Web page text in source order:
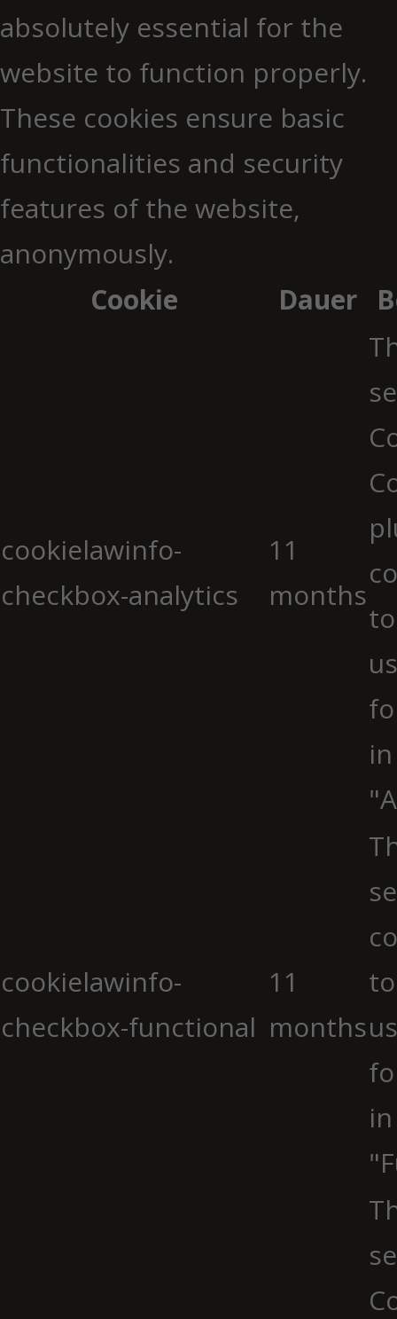
absolutely essential for the
website to function properly.
These cookies ensure basic
functionalities and security
features of the website,
anonymously.
Cookie
Dauer
cookielawinfo-
checkbox-analytics
11
months
cookielawinfo-
checkbox-functional
11
months